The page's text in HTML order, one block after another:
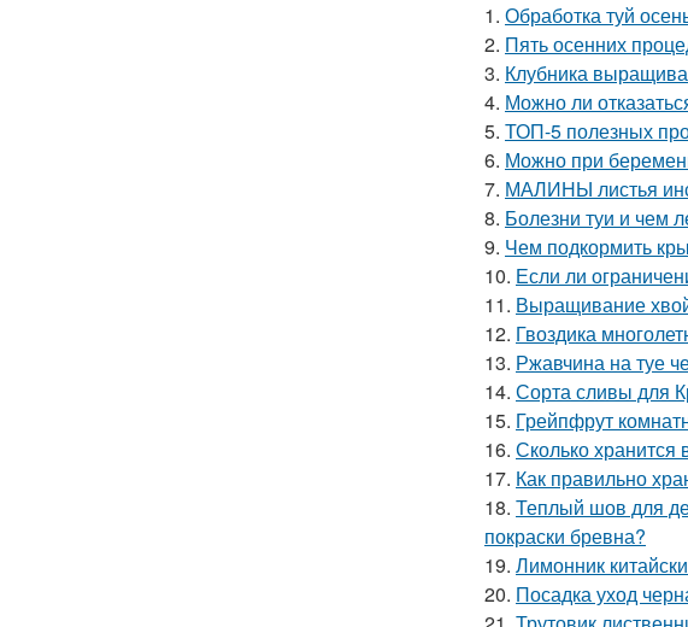
1. Обработка туй
2. Пять осенних
3. Клубника
4. Можно ли
5. ТОП-5 полезных
6. Можно при
7. МАЛИНЫ листья
8. Болезни туи и чем
9. Чем подкормить
10. Если ли
11. Выращивание
12. Гвоздика
13. Ржавчина на туе
14. Сорта сливы для
15. Грейпфрут
16. Сколько хранится
17. Как правильно
18. Теплый шов для
покраски бревна?
19. Лимонник
20. Посадка уход